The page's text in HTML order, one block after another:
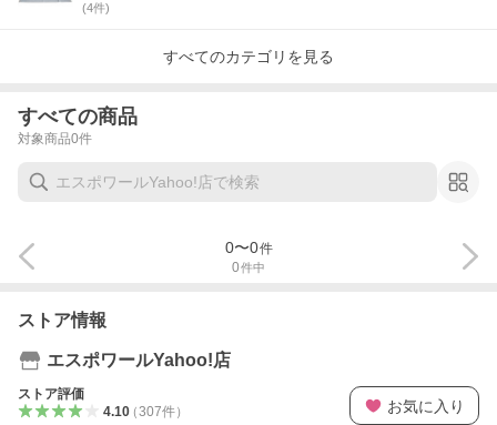
(4件)
すべてのカテゴリを見る
すべての商品
対象商品0件
0件中
0〜0件
ストア情報
エスポワールYahoo!店
ストア評価
4.10（307件） お気に入り